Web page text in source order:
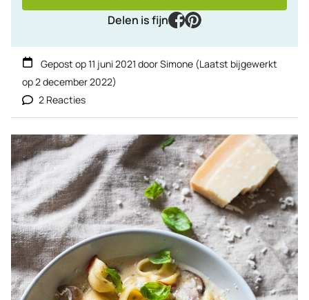
Delen is fijn
facebook
pinterest
Gepost op11 juni 2021 doorSimone (Laatst bijgewerkt
op2 december 2022)
2 Reacties